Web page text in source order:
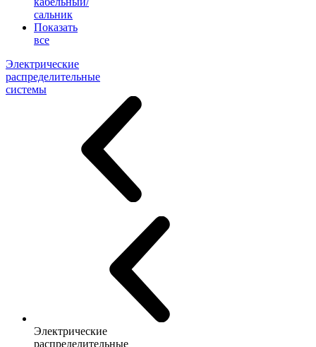
сальник
Показать
все
Электрические
распределительные
системы
Электрические
распределительные